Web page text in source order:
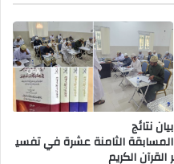
بيان نتائج
المسابقة الثامنة عشرة في تفسي
ر القرآن الكريم